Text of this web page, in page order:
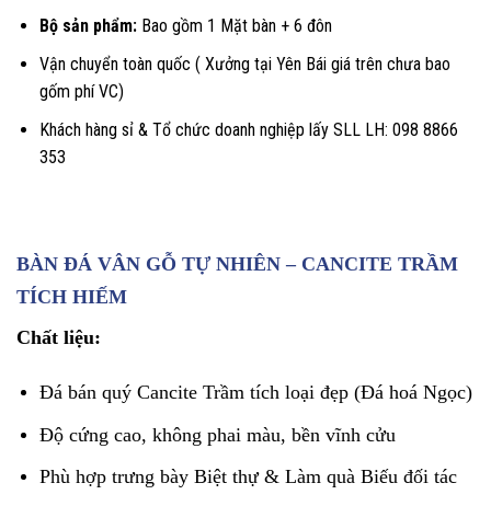
Bộ sản phẩm:Bao gồm 1 Mặt bàn + 6 đôn
Vận chuyển toàn quốc ( Xưởng tại Yên Bái giá trên chưa bao
gốm phí VC)
Khách hàng sỉ & Tổ chức doanh nghiệp lấy SLL LH: 098 8866
353
BÀN ĐÁ VÂN GỖ TỰ NHIÊN – CANCITE TRẦM
TÍCH HIẾM
Chất liệu:
Đá bán quý Cancite Trầm tích loại đẹp (Đá hoá Ngọc)
Độ cứng cao, không phai màu, bền vĩnh cửu
Phù hợp trưng bày Biệt thự & Làm quà Biếu đối tác